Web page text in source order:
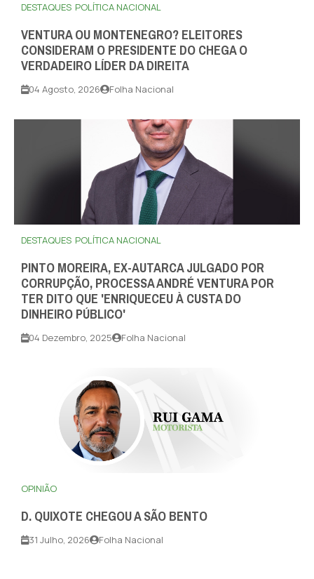
DESTAQUES POLÍTICA NACIONAL
VENTURA OU MONTENEGRO? ELEITORES
CONSIDERAM O PRESIDENTE DO CHEGA O
VERDADEIRO LÍDER DA DIREITA
04 Agosto, 2026 Folha Nacional
DESTAQUES POLÍTICA NACIONAL
PINTO MOREIRA, EX-AUTARCA JULGADO POR
CORRUPÇÃO, PROCESSA ANDRÉ VENTURA POR
TER DITO QUE 'ENRIQUECEU À CUSTA DO
DINHEIRO PÚBLICO'
04 Dezembro, 2025 Folha Nacional
OPINIÃO
D. QUIXOTE CHEGOU A SÃO BENTO
31 Julho, 2026 Folha Nacional